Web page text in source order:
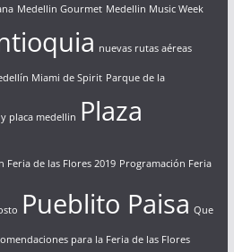
Medellin Gourmet Medellin Music Week
nuevas rutas aéreas
Miami de Spirit Parque de la
placa medellin Plaza
Feria de las Flores 2019 Programación Feria
Pueblito Paisa Que
para la Feria de las Flores